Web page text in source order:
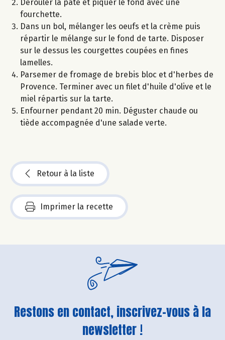
Dérouler la pâte et piquer le fond avec une
fourchette.
Dans un bol, mélanger les oeufs et la crème puis
répartir le mélange sur le fond de tarte. Disposer
sur le dessus les courgettes coupées en fines
lamelles.
Parsemer de fromage de brebis bloc et d'herbes de
Provence. Terminer avec un filet d'huile d'olive et le
miel répartis sur la tarte.
Enfourner pendant 20 min. Déguster chaude ou
tiède accompagnée d'une salade verte.
Retour à la liste
Imprimer la recette
Restons en contact, inscrivez-vous à la
newsletter !